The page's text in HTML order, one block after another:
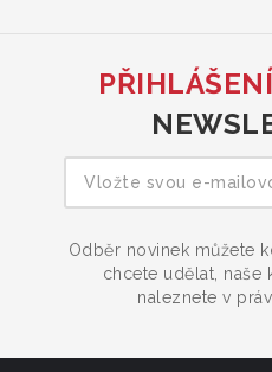
Odběr novinek můžete
chcete udělat, naše
naleznete v